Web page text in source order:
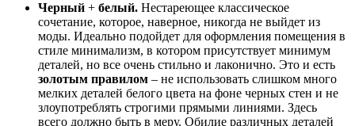
Черный + белый. Нестареющее классическое
сочетание, которое, наверное, никогда не выйдет из
моды. Идеально подойдет для оформления помещения в
стиле минимализм, в котором присутствует минимум
деталей, но все очень стильно и лаконично. Это и есть
золотым правилом – не использовать слишком много
мелких деталей белого цвета на фоне черных стен и не
злоупотреблять строгими прямыми линиями. Здесь
всего должно быть в меру. Обилие различных деталей